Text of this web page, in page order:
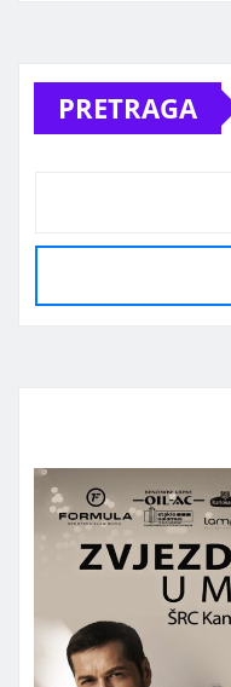
PRETRAGA